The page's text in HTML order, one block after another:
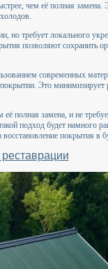
чем её полная замена.
требует локального
позволяют сохранить
современных
Это минимизирует
полная замена, и не
подход будет намного
восстановление покрытия в